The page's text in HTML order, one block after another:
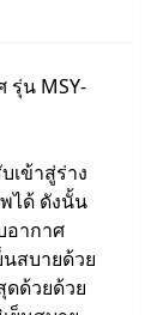
รุ่น MSY-
เข้าสู่ร่าง
ได้ ดังนั้น
อากาศ
สบายด้วย
ด้วยด้วย